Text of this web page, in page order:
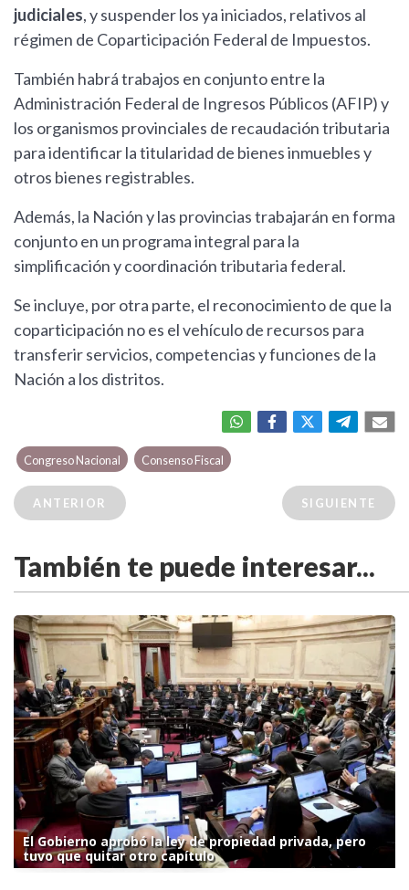
judiciales, y suspender los ya iniciados, relativos al
régimen de Coparticipación Federal de Impuestos.
También habrá trabajos en conjunto entre la
Administración Federal de Ingresos Públicos (AFIP) y
los organismos provinciales de recaudación tributaria
para identificar la titularidad de bienes inmuebles y
otros bienes registrables.
Además, la Nación y las provincias trabajarán en forma
conjunto en un programa integral para la
simplificación y coordinación tributaria federal.
Se incluye, por otra parte, el reconocimiento de que la
coparticipación no es el vehículo de recursos para
transferir servicios, competencias y funciones de la
Nación a los distritos.
Congreso Nacional Consenso Fiscal
ANTERIOR SIGUIENTE
También te puede interesar...
El Gobierno aprobó la ley de propiedad privada, pero
tuvo que quitar otro capítulo